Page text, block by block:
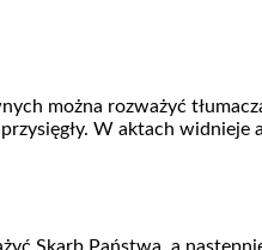
można rozważyć
W aktach